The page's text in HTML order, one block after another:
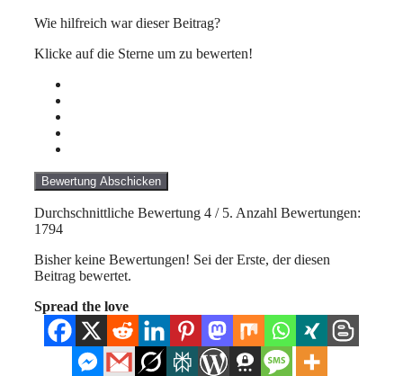
Wie hilfreich war dieser Beitrag?
Klicke auf die Sterne um zu bewerten!
Bewertung Abschicken
Durchschnittliche Bewertung 4 / 5. Anzahl Bewertungen:
1794
Bisher keine Bewertungen! Sei der Erste, der diesen
Beitrag bewertet.
Spread the love